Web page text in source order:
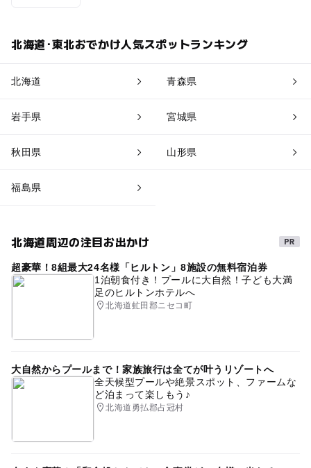
北海道･東北おでかけ人気スポットランキング
北海道 青森県
岩手県 宮城県
秋田県 山形県
福島県
北海道周辺の注目お出かけ
超豪華！8組最大24名様「ヒルトン」8施設の無料宿泊券
1泊朝食付き！プールに大自然！子ども大満
足のヒルトンホテルへ
北海道虻田郡ニセコ町
大自然からプールまで！家族旅行は全てが叶うリゾートへ
全天候型プールや絶景スポット、ファームな
ど泊まって楽しもう♪
北海道勇払郡占冠村